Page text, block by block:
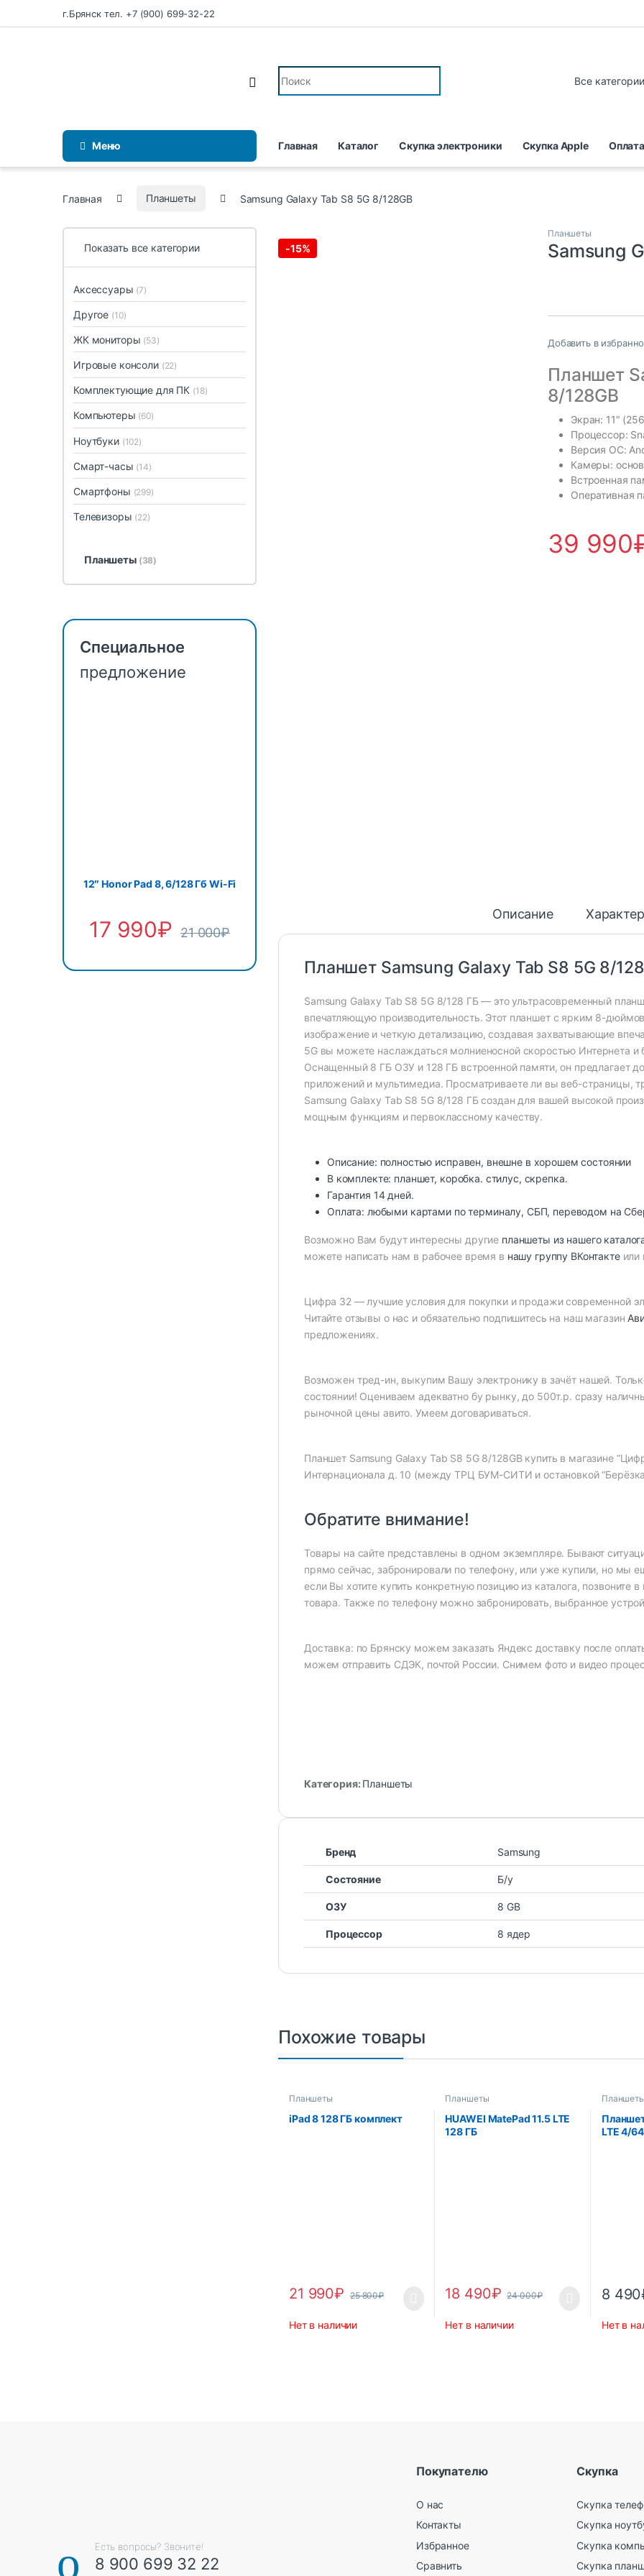
Перейти к навигации
Перейти к содержимомуг.Брянск тел. +7 (900) 699-32-22
Искать:
Меню Главная Каталог Скупка электроники Скупка Apple
Главная Планшеты Samsung Galaxy Tab S8 5G 8/128GB
-15%
Планшеты
Samsung
Добавить в
Планшет
8/128GB
Экран: 11″
Процессор:
Версия ОС:
Камеры:
Встроенная
Оперативная
39 990
Описание
Планшет Samsung Galaxy Tab S8 5G 8/
Samsung Galaxy Tab S8 5G 8/128 ГБ — это ультрасовременный
впечатляющую производительность. Этот планшет с ярким 8-
изображение и четкую детализацию, создавая захватывающие
5G вы можете наслаждаться молниеносной скоростью Интернета и
Оснащенный 8 ГБ ОЗУ и 128 ГБ встроенной памяти, он предлагает
приложений и мультимедиа. Просматриваете ли вы веб-страницы,
Samsung Galaxy Tab S8 5G 8/128 ГБ создан для вашей высокой
мощным функциям и первоклассному качеству.
Описание: полностью исправен, внешне в хорошем состоянии
В комплекте: планшет, коробка. стилус, скрепка.
Гарантия 14 дней.
Оплата: любыми картами по терминалу, СБП, переводом на
Возможно Вам будут интересны другие планшеты из нашего
можете написать нам в рабочее время в нашу группу ВКонтактеили
Цифра 32 — лучшие условия для покупки и продажи современной
Читайте отзывы о нас и обязательно подпишитесь на наш магазин
предложениях.
Возможен тред-ин, выкупим Вашу электронику в зачёт нашей.
состоянии! Оцениваем адекватно бу рынку, до 500т.р. сразу
рыночной цены авито. Умеем договариваться.
Планшет Samsung Galaxy Tab S8 5G 8/128GB купить в магазине
Интернационала д. 10 (между ТРЦ БУМ-СИТИ и остановкой
Обратите внимание!
Товары на сайте представлены в одном экземпляре. Бывают
прямо сейчас, забронировали по телефону, или уже купили, но мы
если Вы хотите купить конкретную позицию из каталога, позвоните в
товара. Также по телефону можно забронировать, выбранное
Доставка: по Брянску можем заказать Яндекс доставку после
можем отправить СДЭК, почтой России. Снимем фото и видео
Категория: Планшеты
Бренд Samsung
Состояние Б/у
ОЗУ 8 GB
Процессор 8 ядер
Похожие товары
Планшеты
iPad 8 128 ГБ комплект
21 990₽ 25 800₽
Нет в наличии
Планшеты
HUAWEI MatePad 11.5 LTE
128 ГБ
18 490₽ 24 000₽
Нет в наличии
Планшеты
LTE 4/
8 490
Нет в
Показать все категории
Аксессуары (7)
Другое (10)
ЖК мониторы (53)
Игровые консоли (22)
Комплектующие для ПК (18)
Компьютеры (60)
Ноутбуки (102)
Смарт-часы (14)
Смартфоны (299)
Телевизоры (22)
Планшеты (38)
Специальное
предложение
12″ Honor Pad 8, 6/128 Гб Wi-Fi
17 990₽ 21 000₽
Есть вопросы? Звоните!
8 900 699 32 22
Покупателю
О нас
Контакты
Избранное
Сравнить
Скупка
Скупка
Скупка
Скупка
Скупка